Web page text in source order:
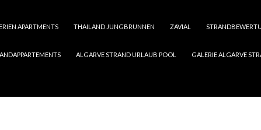
APARTMENTS THAILAND JUNGBRUNNEN ZAVIAL
ALGARVE STRAND URLAUB POOL GALERIE ALGARVE